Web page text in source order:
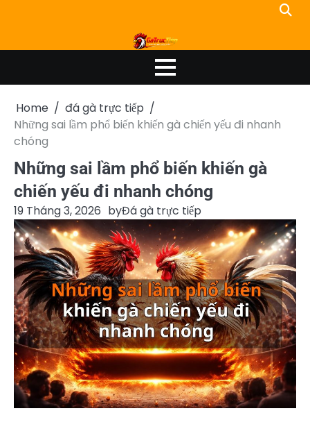
Home
đá gà trực tiếp
Những sai lầm phổ biến khiến gà chiến yếu đi nhanh
chóng
Những sai lầm phổ biến khiến gà
chiến yếu đi nhanh chóng
19 Tháng 3, 2026 byĐá gà trực tiếp